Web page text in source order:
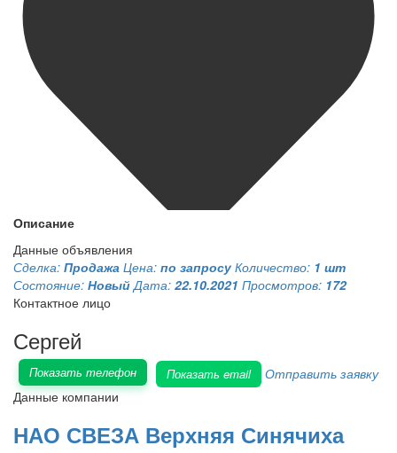
Описание
Данные объявления
Сделка: Продажа Цена: по запросу Количество: 1 шт
Состояние: Новый Дата: 22.10.2021 Просмотров: 172
Контактное лицо
Сергей
Показать телефон Показать email
Отправить заявку
Данные компании
НАО СВЕЗА Верхняя Синячиха